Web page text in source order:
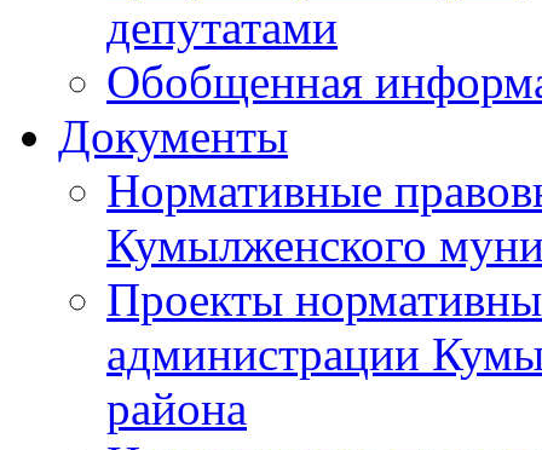
депутатами
Обобщенная
Документы
Нормативные
Кумылженского
Проекты
администрации
района